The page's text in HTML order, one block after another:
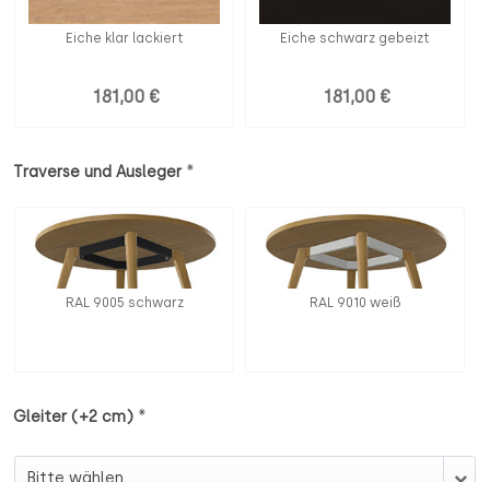
Eiche klar lackiert
181,00 €
Eiche schwarz gebeizt
181,00 €
Traverse und Ausleger*
RAL 9005 schwarz RAL 9010 weiß
Gleiter (+2 cm) *
Gleiter (+2 cm)